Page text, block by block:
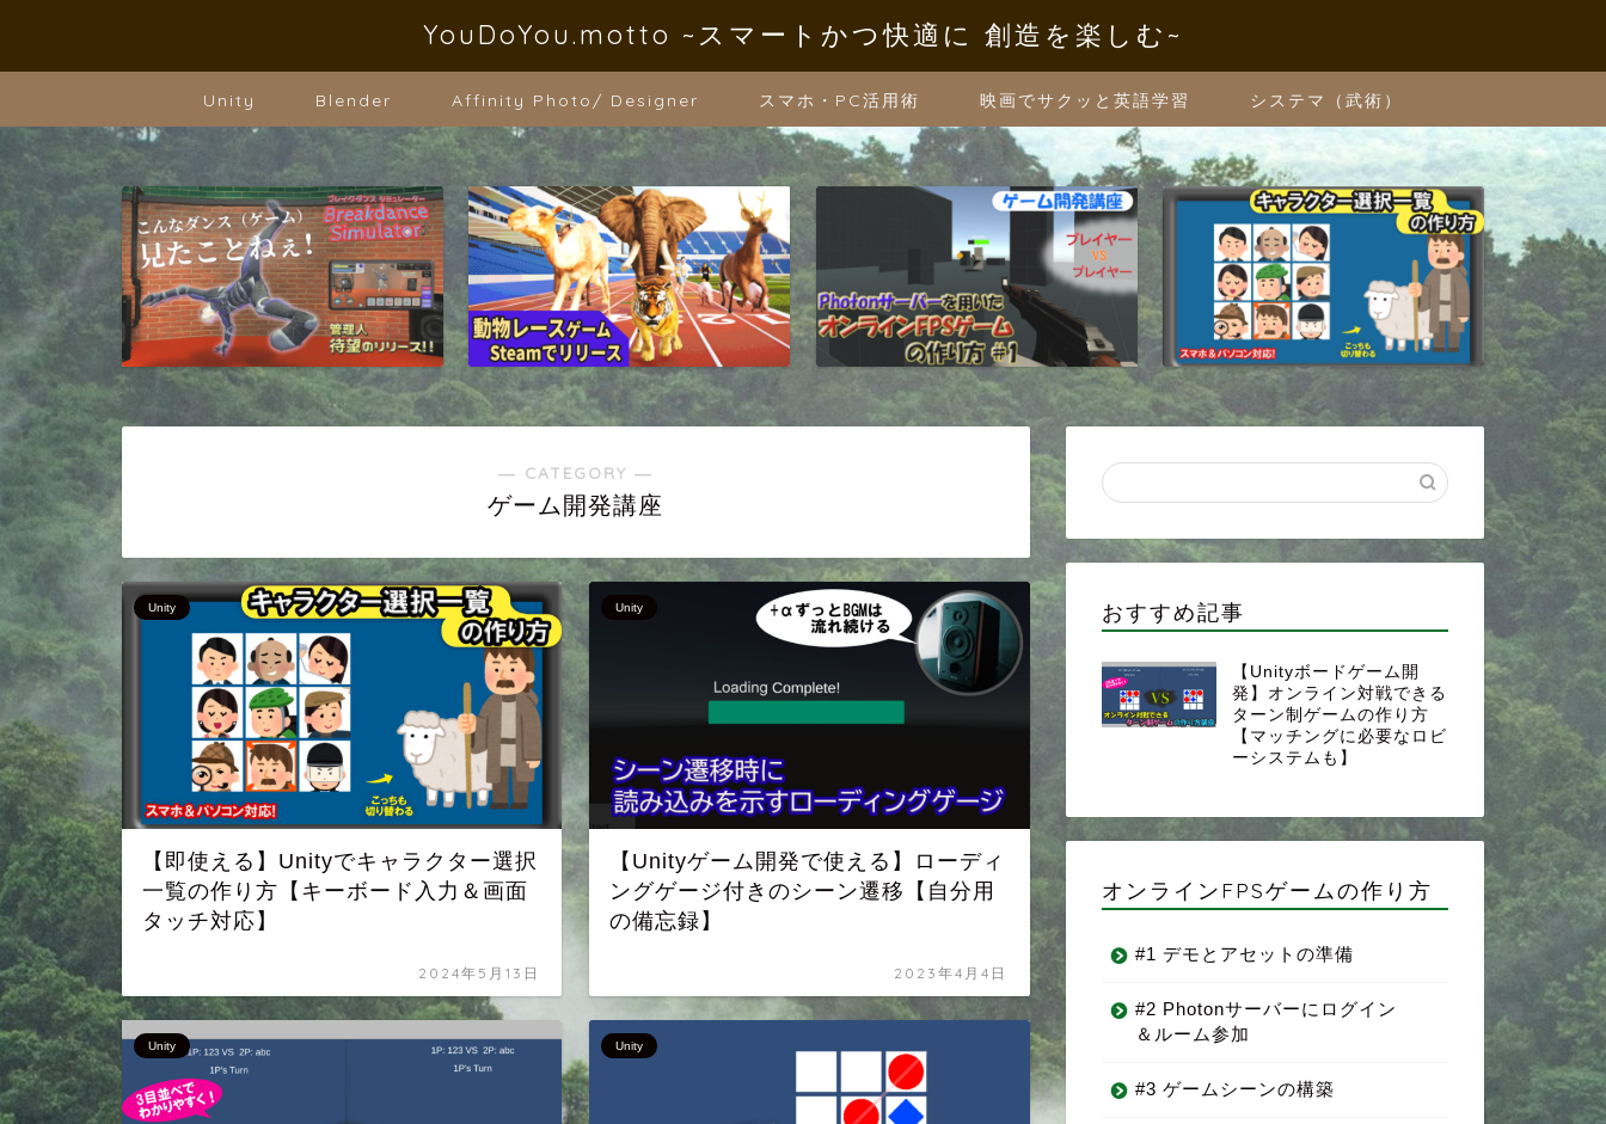
YouDoYou.motto ~スマートかつ快適に 創造を楽しむ~
Unity Blender Affinity Photo/ Designer スマホ・PC活用術 映画でサクッと英語学習 システマ（武術）
― CATEGORY ―
ゲーム開発講座
Unity
【即使える】Unityでキャラクター選択
一覧の作り方【キーボード入力＆画面
タッチ対応】
2024年5月13日
Unity
【Unityゲーム開発で使える】ローディ
ングゲージ付きのシーン遷移【自分用
の備忘録】
2023年4月4日
Unity Unity
おすすめ記事
【Unityボードゲーム開
発】オンライン対戦できる
ターン制ゲームの作り方
【マッチングに必要なロビ
ーシステムも】
オンラインFPSゲームの作り方
#1 デモとアセットの準備
#2 Photonサーバーにログイン
＆ルーム参加
#3 ゲームシーンの構築